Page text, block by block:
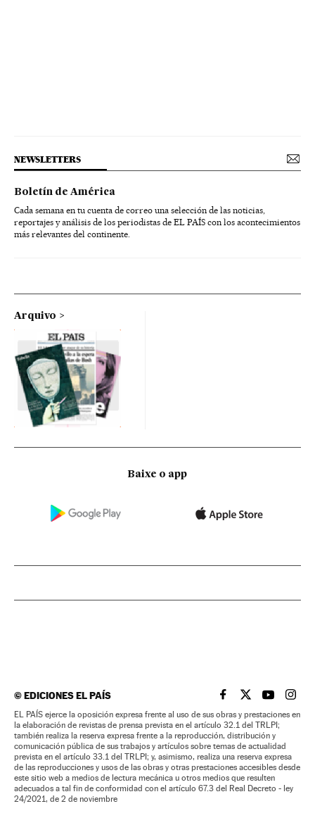
NEWSLETTERS
Boletín de América
Cada semana en tu cuenta de correo una selección de las noticias,
reportajes y análisis de los periodistas de EL PAÍS con los acontecimientos
más relevantes del continente.
Arquivo
Baixe o app
©EDICIONES EL PAÍS EL PAÍS BRASIL EN
EL PAÍSEL PAÍS
EL
EL PAÍS ejerce la oposición expresa frente al uso de sus obras y prestaciones en
la elaboración de revistas de prensa prevista en el artículo 32.1 del TRLPI;
también realiza la reserva expresa frente a la reproducción, distribución y
comunicación pública de sus trabajos y artículos sobre temas de actualidad
prevista en el artículo 33.1 del TRLPI; y, asimismo, realiza una reserva expresa
de las reproducciones y usos de las obras y otras prestaciones accesibles desde
este sitio web a medios de lectura mecánica u otros medios que resulten
adecuados a tal fin de conformidad con el artículo 67.3 del Real Decreto - ley
24/2021, de 2 de noviembre